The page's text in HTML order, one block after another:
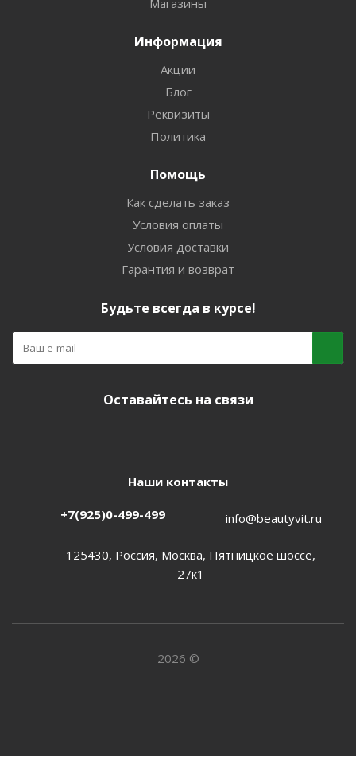
Магазины
Информация
Акции
Блог
Реквизиты
Политика
Помощь
Как сделать заказ
Условия оплаты
Условия доставки
Гарантия и возврат
Будьте всегда в курсе!
Оставайтесь на связи
Наши контакты
+7(925)0-499-499 info@beautyvit.ru
125430, Россия, Москва, Пятницкое шоссе,
27к1
2026 ©